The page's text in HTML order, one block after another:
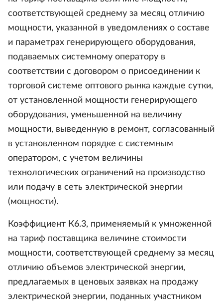
соответствующей среднему за месяц отличию
мощности, указанной в уведомлениях о составе
и параметрах генерирующего оборудования,
подаваемых системному оператору в
соответствии с договором о присоединении к
торговой системе оптового рынка каждые сутки,
от установленной мощности генерирующего
оборудования, уменьшенной на величину
мощности, выведенную в ремонт, согласованный
в установленном порядке с системным
оператором, с учетом величины
технологических ограничений на производство
или подачу в сеть электрической энергии
(мощности).
Коэффициент К6.3, применяемый к умноженной
на тариф поставщика величине стоимости
мощности, соответствующей среднему за месяц
отличию объемов электрической энергии,
предлагаемых в ценовых заявках на продажу
электрической энергии, поданных участником